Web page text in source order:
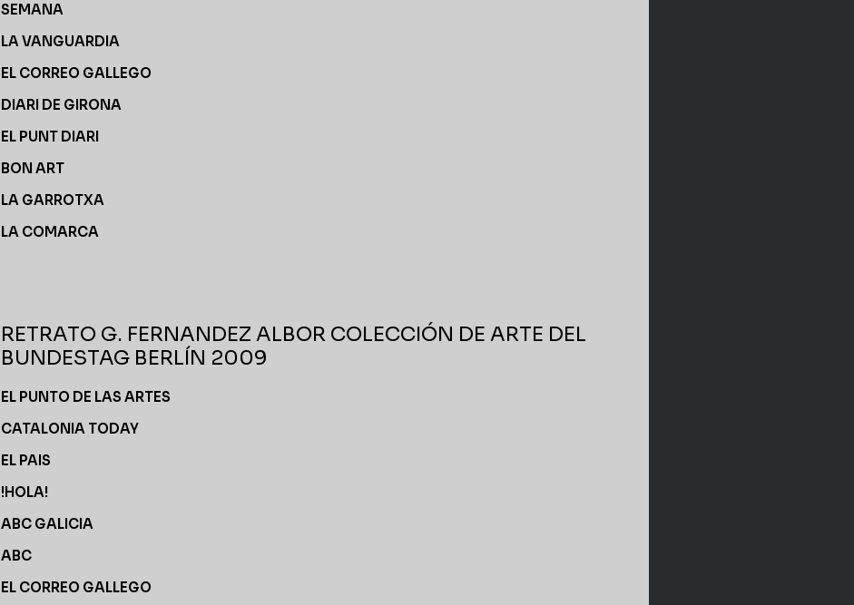
SEMANA
LA VANGUARDIA
EL CORREO GALLEGO
DIARI DE GIRONA
EL PUNT DIARI
BON ART
LA GARROTXA
LA COMARCA
RETRATO G. FERNANDEZ ALBOR COLECCIÓN DE ARTE DEL
BUNDESTAG BERLÍN 2009
EL PUNTO DE LAS ARTES
CATALONIA TODAY
EL PAIS
!HOLA!
ABC GALICIA
ABC
EL CORREO GALLEGO